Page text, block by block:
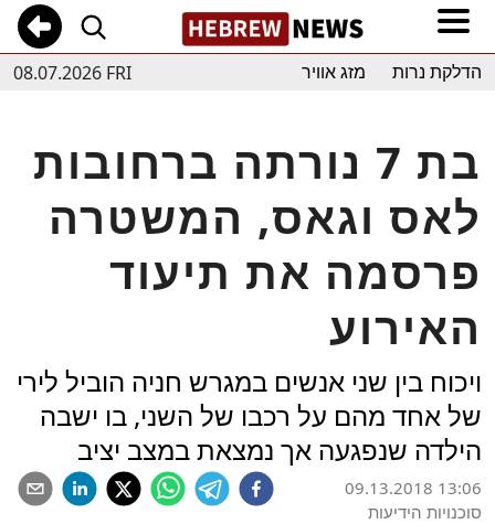
08.07.2026 FRI הדלקת נרות מזג אוויר
בת 7 נורתה ברחובות
לאס וגאס, המשטרה
פרסמה את תיעוד
האירוע
ויכוח בין שני אנשים במגרש חניה הוביל לירי
של אחד מהם על רכבו של השני, בו ישבה
הילדה שנפגעה אך נמצאת במצב יציב
09.13.2018 13:06
סוכנויות הידיעות